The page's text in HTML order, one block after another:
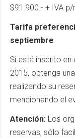
$91.900.- + IVA
Tarifa
septiembre
Si está inscrito en
2015, obtenga
realizando su
mencionando el
Atención: Los
reservas, sólo